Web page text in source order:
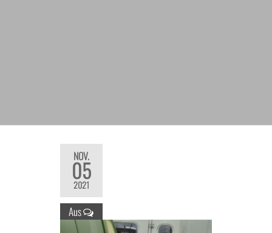
NOV.
05
2021
Aus